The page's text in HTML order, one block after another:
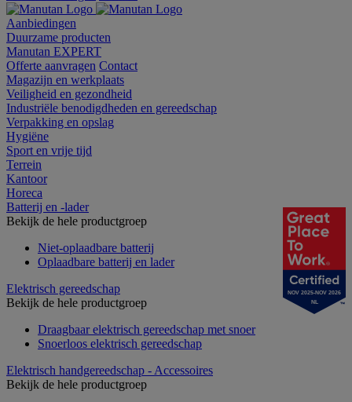
Aanbiedingen
Duurzame producten
Manutan EXPERT
Offerte aanvragen Contact
Magazijn en werkplaats
Veiligheid en gezondheid
Industriële benodigdheden en gereedschap
Verpakking en opslag
Hygiëne
Sport en vrije tijd
Terrein
Kantoor
Horeca
Batterij en -lader
Bekijk de hele productgroep
Niet-oplaadbare batterij
Oplaadbare batterij en lader
Elektrisch gereedschap
Bekijk de hele productgroep
Draagbaar elektrisch gereedschap met snoer
Snoerloos elektrisch gereedschap
Elektrisch handgereedschap - Accessoires
Bekijk de hele productgroep
NOV 2025-NOV 2026
NL